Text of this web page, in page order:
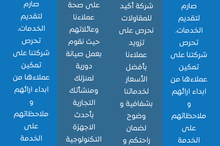
على
من
ارائهم
شركة أكيد
للمقاولات
نحرص على
عملاءنا
الأسعار
لخدماتنا
بشفافية و
راحتكم و
على صحة
وعائلاتهم
حيث نقوم
بعمل صيانة
ومنشأتك
التجارية
التكنولوجية
الخدمات،
شركتنا على
عملاءها من
ابداء ارائهم
ملاحظاتهم
الخدمة